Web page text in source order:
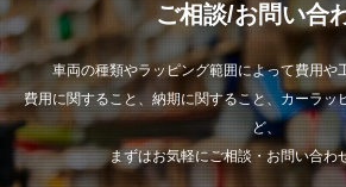
ご相談/お問い合
車両の種類やラッピング範囲によって費用や
費用に関すること、納期に関すること、カーラッ
ど、
まずはお気軽にご相談・お問い合わ